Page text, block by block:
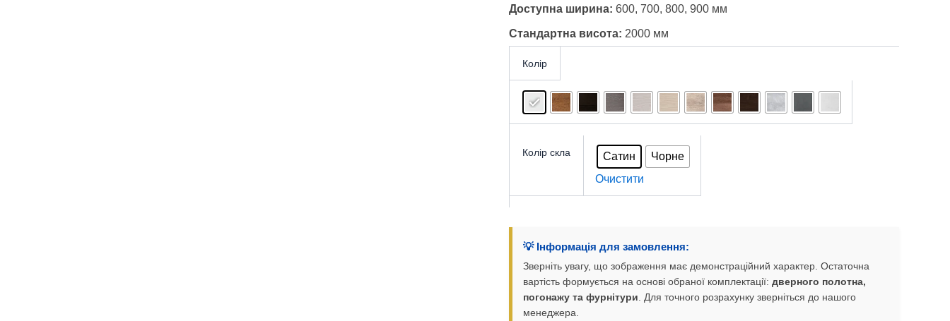
Доступна ширина: 600, 700, 800, 900 мм
Стандартна висота: 2000 мм
Колір
Колір скла Сатин
Чорне
Очистити
💡 Інформація для замовлення:
Зверніть увагу, що зображення має демонстраційний характер. Остаточна
вартість формується на основі обраної комплектації: дверного полотна,
погонажу та фурнітури. Для точного розрахунку зверніться до нашого
менеджера.